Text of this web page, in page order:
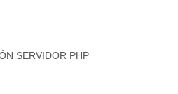
SERVIDOR PHP